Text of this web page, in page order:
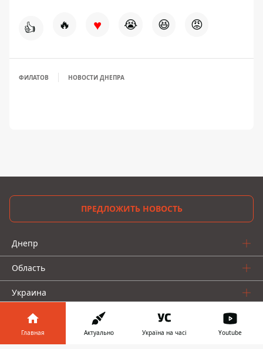
👍 🔥 ♥ 😭 😆 😡
ФИЛАТОВ НОВОСТИ ДНЕПРА
ПРЕДЛОЖИТЬ НОВОСТЬ
Днепр
Область
Украина
Реклама
Пресс-релизы
Главная Актуально Україна на часі Youtube